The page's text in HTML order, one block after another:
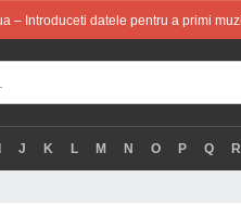
– Introduceti datele pentru a primi
J K L M N O P Q R